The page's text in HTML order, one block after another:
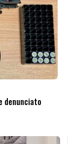
denunciato